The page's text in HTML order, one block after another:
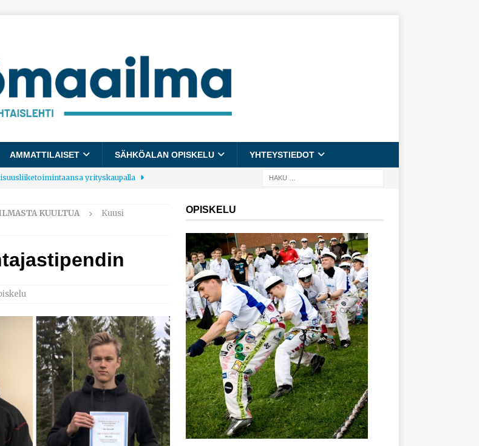
AMMATTILAISET SÄHKÖALAN OPISKELU YHTEYSTIEDOT
yrityskaupalla
yhteinen kestävyysraportointimalli
saavat parhaat arvosanat
Norjaan
vuosihuolto sisältää useita
Kouvolan datakeskukseen
KUULTUA
Kuusi
OPISKELU